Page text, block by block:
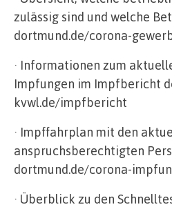
zulässig sind und welche
dortmund.de/corona-
· Informationen zum
Impfungen im Impfbericht
kvwl.de/impfbericht
· Impffahrplan mit den
anspruchsberechtigten
dortmund.de/corona-
· Überblick zu den